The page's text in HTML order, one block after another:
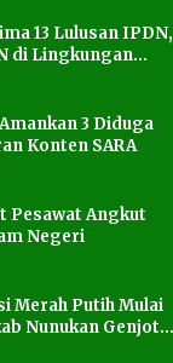
13 Lulusan IPDN,
di Lingkungan
3 Diduga
Konten SARA
Pesawat Angkut
Negeri
Merah Putih Mulai
Nunukan Genjot